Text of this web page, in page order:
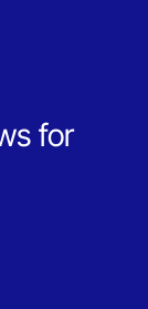
for